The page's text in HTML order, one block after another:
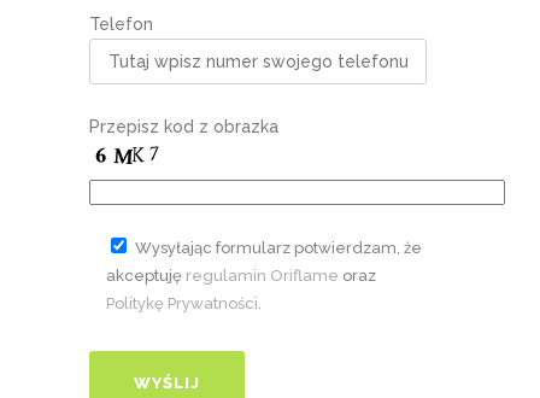
Telefon
Przepisz kod z obrazka
Wysyłając formularz potwierdzam, że
akceptuję regulamin Oriflame oraz
Politykę Prywatności